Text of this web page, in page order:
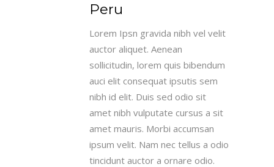
Peru
Lorem Ipsn gravida nibh vel velit
auctor aliquet. Aenean
sollicitudin, lorem quis bibendum
auci elit consequat ipsutis sem
nibh id elit. Duis sed odio sit
amet nibh vulputate cursus a sit
amet mauris. Morbi accumsan
ipsum velit. Nam nec tellus a odio
tincidunt auctor a ornare odio.